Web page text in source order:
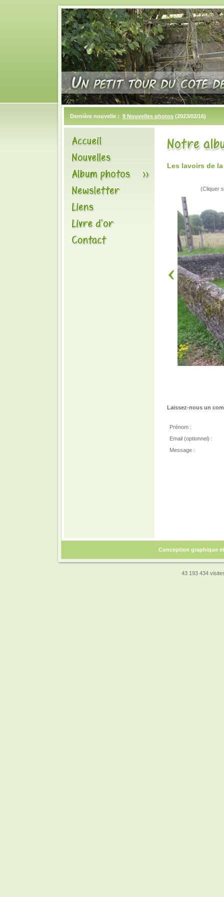
Dernière nouvelle : 9 Nouvelles photos (2023/02/16)
Les lavoirs de
(Cliquer
Laissez-nous un
Prénom :
Email (optionnel) :
Message :
Conception graphique
43 193 434